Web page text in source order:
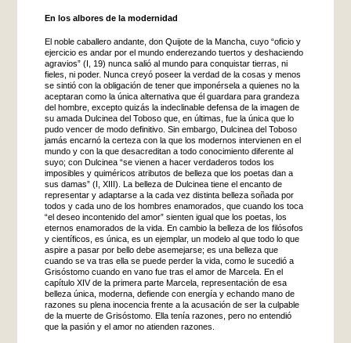
En los albores de la modernidad
El noble caballero andante, don Quijote de la Mancha, cuyo “oficio y
ejercicio es andar por el mundo enderezando tuertos y deshaciendo
agravios” (I, 19) nunca salió al mundo para conquistar tierras, ni
fieles, ni poder. Nunca creyó poseer la verdad de la cosas y menos
se sintió con la obligación de tener que imponérsela a quienes no la
aceptaran como la única alternativa que él guardara para grandeza
del hombre, excepto quizás la indeclinable defensa de la imagen de
su amada Dulcinea del Toboso que, en últimas, fue la única que lo
pudo vencer de modo definitivo. Sin embargo, Dulcinea del Toboso
jamás encarnó la certeza con la que los modernos intervienen en el
mundo y con la que desacreditan a todo conocimiento diferente al
suyo; con Dulcinea “se vienen a hacer verdaderos todos los
imposibles y quiméricos atributos de belleza que los poetas dan a
sus damas” (I, XIII). La belleza de Dulcinea tiene el encanto de
representar y adaptarse a la cada vez distinta belleza soñada por
todos y cada uno de los hombres enamorados, que cuando los toca
“el deseo incontenido del amor” sienten igual que los poetas, los
eternos enamorados de la vida. En cambio la belleza de los filósofos
y científicos, es única, es un ejemplar, un modelo al que todo lo que
aspire a pasar por bello debe asemejarse; es una belleza que
cuando se va tras ella se puede perder la vida, como le sucedió a
Grisóstomo cuando en vano fue tras el amor de Marcela. En el
capítulo XIV de la primera parte Marcela, representación de esa
belleza única, moderna, defiende con energía y echando mano de
razones su plena inocencia frente a la acusación de ser la culpable
de la muerte de Grisóstomo. Ella tenía razones, pero no entendió
que la pasión y el amor no atienden razones.